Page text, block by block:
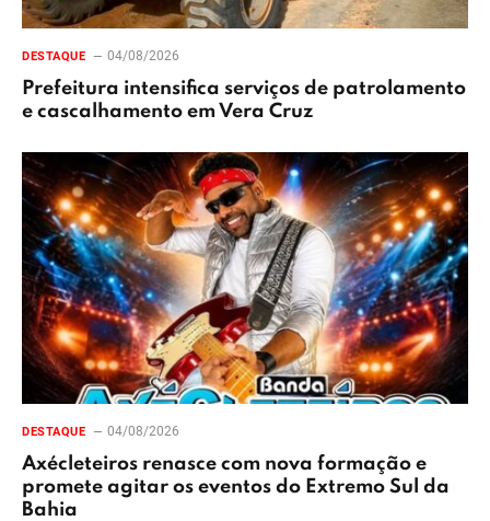
DESTAQUE 04/08/2026
Prefeitura intensifica serviços de patrolamento
e cascalhamento em Vera Cruz
DESTAQUE 04/08/2026
Axécleteiros renasce com nova formação e
promete agitar os eventos do Extremo Sul da
Bahia